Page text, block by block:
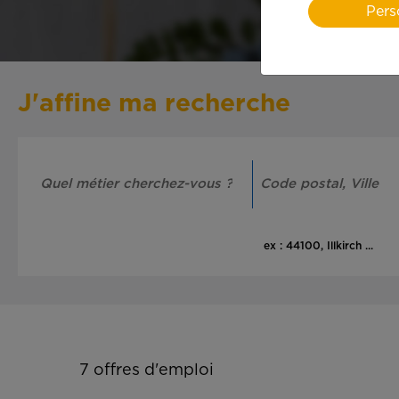
J'affine ma recherche
ex : 44100, Illkirch ...
7 offres d'emploi